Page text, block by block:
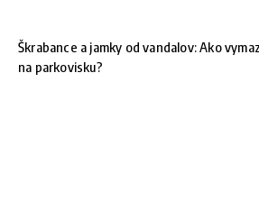
Škrabance a jamky od vandalov: Ako
na parkovisku?